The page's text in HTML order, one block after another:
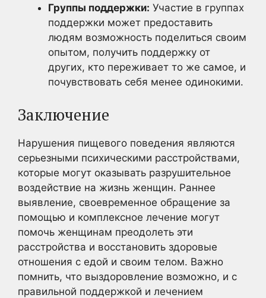
Группы поддержки: Участие в группах
поддержки может предоставить
людям возможность поделиться своим
опытом, получить поддержку от
других, кто переживает то же самое, и
почувствовать себя менее одинокими.
Заключение
Нарушения пищевого поведения являются
серьезными психическими расстройствами,
которые могут оказывать разрушительное
воздействие на жизнь женщин. Раннее
выявление, своевременное обращение за
помощью и комплексное лечение могут
помочь женщинам преодолеть эти
расстройства и восстановить здоровые
отношения с едой и своим телом. Важно
помнить, что выздоровление возможно, и с
правильной поддержкой и лечением